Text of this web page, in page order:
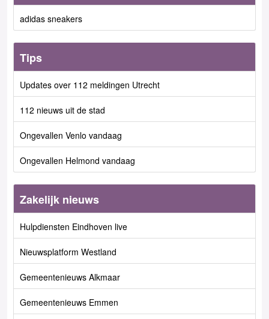
adidas sneakers
Tips
Updates over 112 meldingen Utrecht
112 nieuws uit de stad
Ongevallen Venlo vandaag
Ongevallen Helmond vandaag
Zakelijk nieuws
Hulpdiensten Eindhoven live
Nieuwsplatform Westland
Gemeentenieuws Alkmaar
Gemeentenieuws Emmen